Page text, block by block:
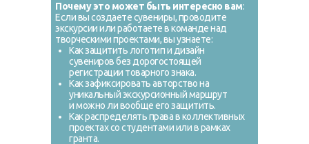
Почему это может быть интересно вам:
Если вы создаете сувениры, проводите
экскурсии или работаете в команде над
творческими проектами, вы узнаете:
Как защитить логотип и дизайн
сувениров без дорогостоящей
регистрации товарного знака.
Как зафиксировать авторство на
уникальный экскурсионный маршрут
и можно ли вообще его защитить.
Как распределять права в коллективных
проектах со студентами или в рамках
гранта.